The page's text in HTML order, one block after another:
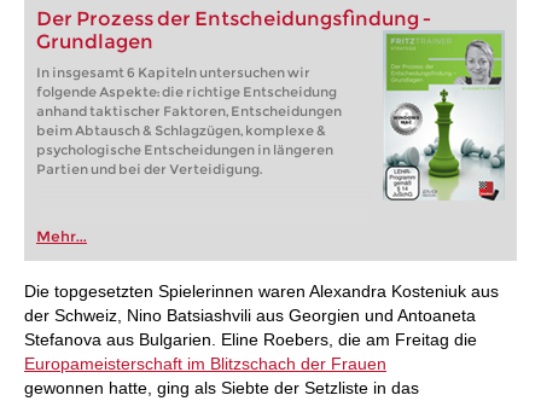
Der Prozess der Entscheidungsfindung -
Grundlagen
In insgesamt 6 Kapiteln untersuchen wir
folgende Aspekte: die richtige Entscheidung
anhand taktischer Faktoren, Entscheidungen
beim Abtausch & Schlagzügen, komplexe &
psychologische Entscheidungen in längeren
Partien und bei der Verteidigung.
Mehr...
Die topgesetzten Spielerinnen waren Alexandra Kosteniuk aus
der Schweiz, Nino Batsiashvili aus Georgien und Antoaneta
Stefanova aus Bulgarien. Eline Roebers, die am Freitag die
Europameisterschaft im Blitzschach der Frauen
gewonnen hatte, ging als Siebte der Setzliste in das